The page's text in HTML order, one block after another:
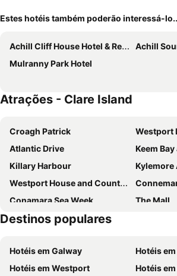
Estes hotéis também poderão interessá-
Achill Cliff House Hotel & Restaurant
Achill Sound
Mulranny Park Hotel
Atrações - Clare Island
Croagh Patrick
Westport
Atlantic Drive
Keem
Killary Harbour
Kylemore
Westport House and Country Park
Conamara Sea Week
The Mall
Castlebar International Four Days Walks
Destinos populares
Hotéis em Galway
Hotéis
Hotéis em Westport
Hotéis